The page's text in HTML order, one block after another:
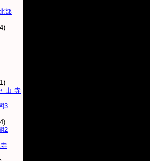
部
山寺
3
2